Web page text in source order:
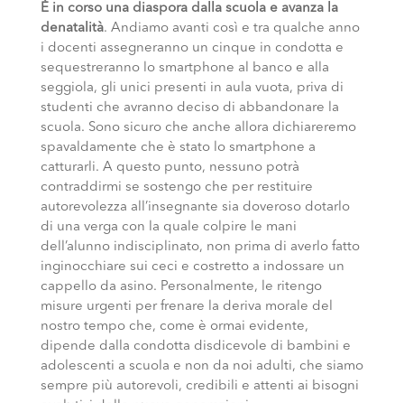
È in corso una diaspora dalla scuola e avanza la
denatalità. Andiamo avanti così e tra qualche anno
i docenti assegneranno un cinque in condotta e
sequestreranno lo smartphone al banco e alla
seggiola, gli unici presenti in aula vuota, priva di
studenti che avranno deciso di abbandonare la
scuola. Sono sicuro che anche allora dichiareremo
spavaldamente che è stato lo smartphone a
catturarli. A questo punto, nessuno potrà
contraddirmi se sostengo che per restituire
autorevolezza all’insegnante sia doveroso dotarlo
di una verga con la quale colpire le mani
dell’alunno indisciplinato, non prima di averlo fatto
inginocchiare sui ceci e costretto a indossare un
cappello da asino. Personalmente, le ritengo
misure urgenti per frenare la deriva morale del
nostro tempo che, come è ormai evidente,
dipende dalla condotta disdicevole di bambini e
adolescenti a scuola e non da noi adulti, che siamo
sempre più autorevoli, credibili e attenti ai bisogni